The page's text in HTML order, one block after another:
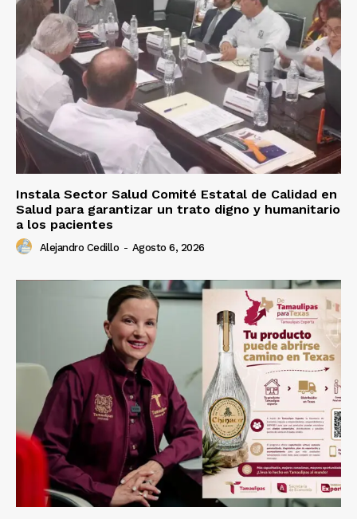
Instala Sector Salud Comité Estatal de Calidad en
Salud para garantizar un trato digno y humanitario
a los pacientes
Alejandro Cedillo - Agosto 6, 2026